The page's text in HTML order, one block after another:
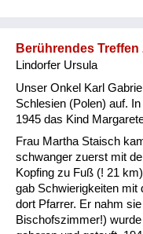
Berührendes Treffen
Lindorfer Ursula
Unser Onkel Karl
Schlesien (Polen) auf.
1945 das Kind
Frau Martha Staisch
schwanger zuerst mit
Kopfing zu Fuß (! 21
gab Schwierigkeiten mit
dort Pfarrer. Er nahm
Bischofszimmer!)